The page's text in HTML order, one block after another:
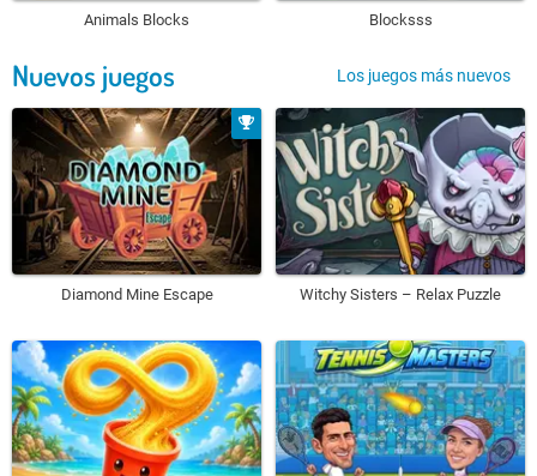
Animals Blocks Blocksss
Nuevos juegos Los juegos más nuevos
Diamond Mine Escape Witchy Sisters – Relax Puzzle